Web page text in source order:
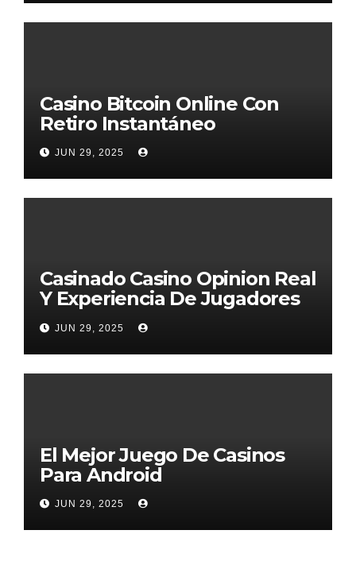
Casino Bitcoin Online Con
Retiro Instantáneo
JUN 29, 2025
Casinado Casino Opinion Real
Y Experiencia De Jugadores
2026
JUN 29, 2025
El Mejor Juego De Casinos
Para Android
JUN 29, 2025